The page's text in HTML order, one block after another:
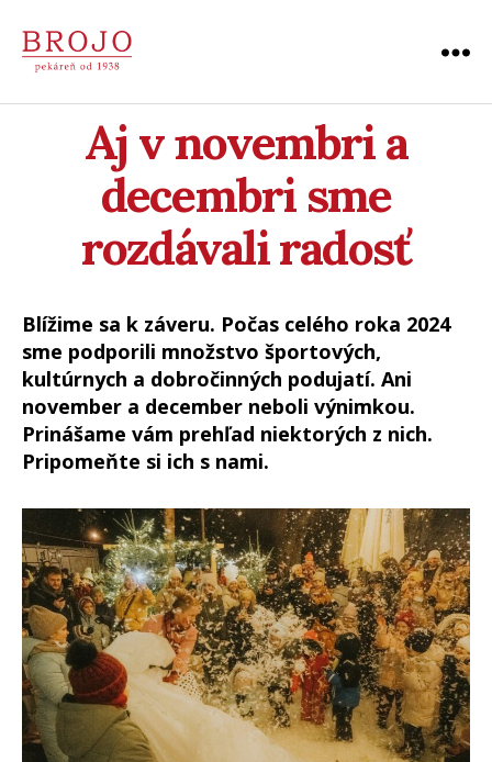
BROJO
PovažskáAj v novembri a
decembri sme
rozdávali radosť
Blížime sa k záveru. Počas celého roka 2024
sme podporili množstvo športových,
kultúrnych a dobročinných podujatí. Ani
november a december neboli výnimkou.
Prinášame vám prehľad niektorých z nich.
Pripomeňte si ich s nami.